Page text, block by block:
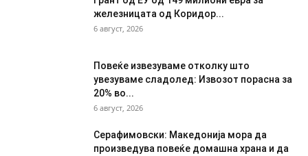
железницата од Коридор...
6 август, 2026
Повеќе извезуваме отколку што
увезуваме сладолед: Извозот порасна за
20% во...
6 август, 2026
Серафимовски: Македонија мора да
произведува повеќе домашна храна и да